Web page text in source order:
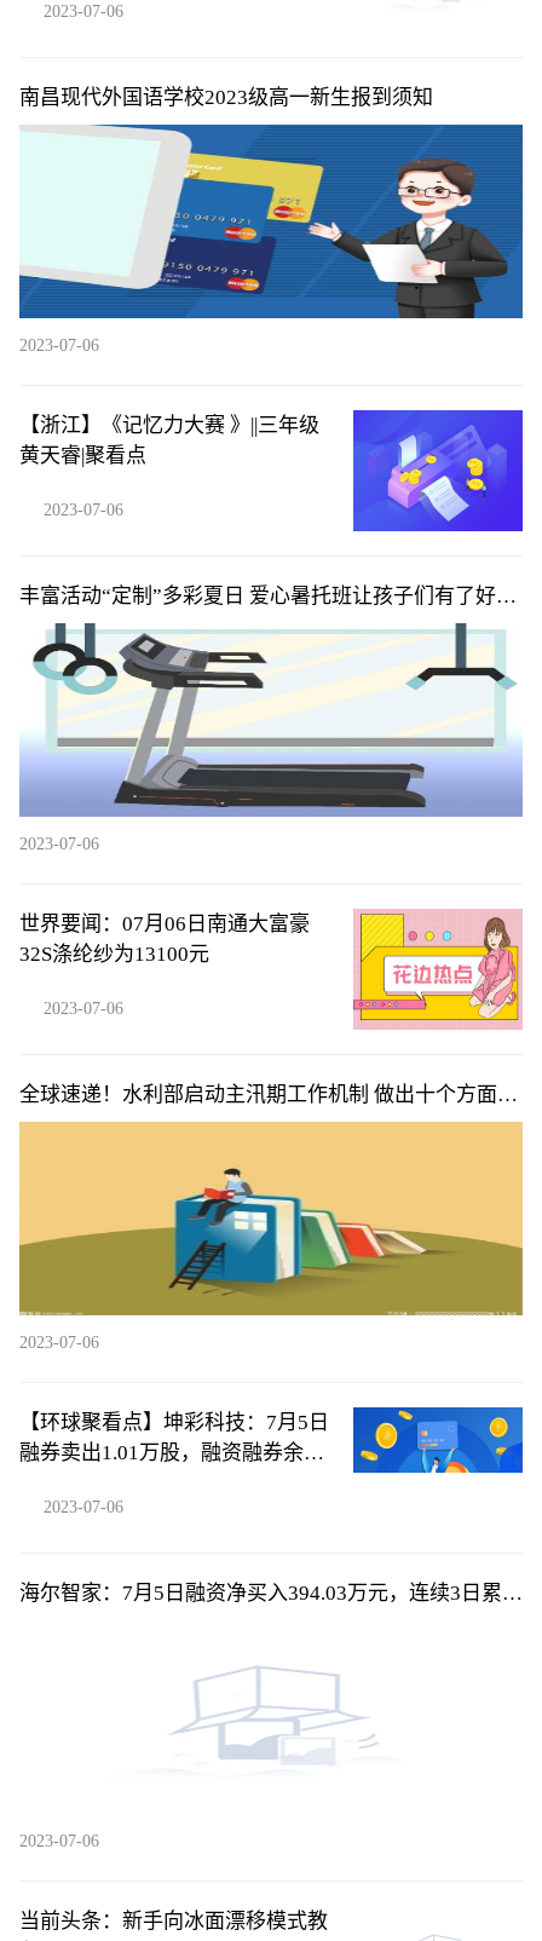
2023-07-06
南昌现代外国语学校2023级高一新生报到须知
2023-07-06
【浙江】《记忆力大赛 》||三年级
黄天睿​|聚看点
2023-07-06
丰富活动“定制”多彩夏日 爱心暑托班让孩子们有了好
“趣”处 环球新资讯
2023-07-06
世界要闻：07月06日南通大富豪
32S涤纶纱为13100元
2023-07-06
全球速递！水利部启动主汛期工作机制 做出十个方面部
署
2023-07-06
【环球聚看点】坤彩科技：7月5日
融券卖出1.01万股，融资融券余额
2023-07-06
海尔智家：7月5日融资净买入394.03万元，连续3日累计
2023-07-06
当前头条：新手向冰面漂移模式教